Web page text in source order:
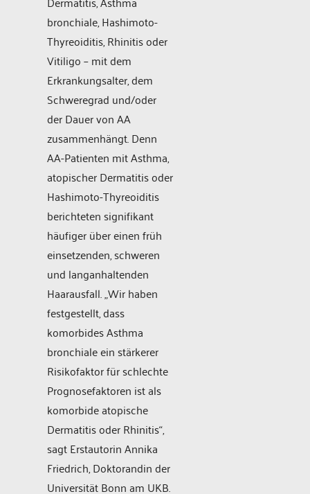
bronchiale, Hashimoto-
Thyreoiditis, Rhinitis oder
Vitiligo – mit dem
Erkrankungsalter, dem
Schweregrad und/oder
der Dauer von AA
zusammenhängt. Denn
AA-Patienten mit Asthma,
atopischer Dermatitis oder
Hashimoto-Thyreoiditis
berichteten signifikant
häufiger über einen früh
einsetzenden, schweren
und langanhaltenden
Haarausfall. „Wir haben
festgestellt, dass
komorbides Asthma
bronchiale ein stärkerer
Risikofaktor für schlechte
Prognosefaktoren ist als
komorbide atopische
Dermatitis oder Rhinitis“,
sagt Erstautorin Annika
Friedrich, Doktorandin der
Universität Bonn am UKB.